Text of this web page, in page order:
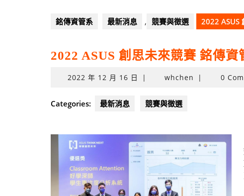
銘傳資管系 最新消息 , 競賽與徵選 2022 ASUS
2022 ASUS 創思未來競賽 銘傳資
2022 年 12 月 16 日 2022
12
| whchen | 0
Categories: 最新消息 競賽與徵選